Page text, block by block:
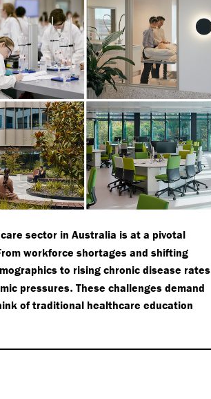
sector in Australia is at a pivotal
workforce shortages and shifting
to rising chronic disease rates
pressures. These challenges demand
of traditional healthcare education